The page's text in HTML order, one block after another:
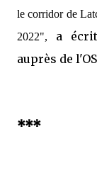
le corridor de
2022",
a
auprès de
***